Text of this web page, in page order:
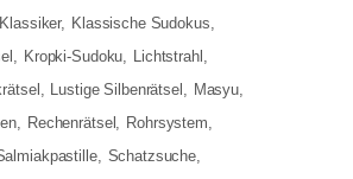
Klassiker
Klassische Sudokus
Kropki-Sudoku
Lichtstrahl
Lustige Silbenrätsel
Masyu
Rechenrätsel
Rohrsystem
Schatzsuche